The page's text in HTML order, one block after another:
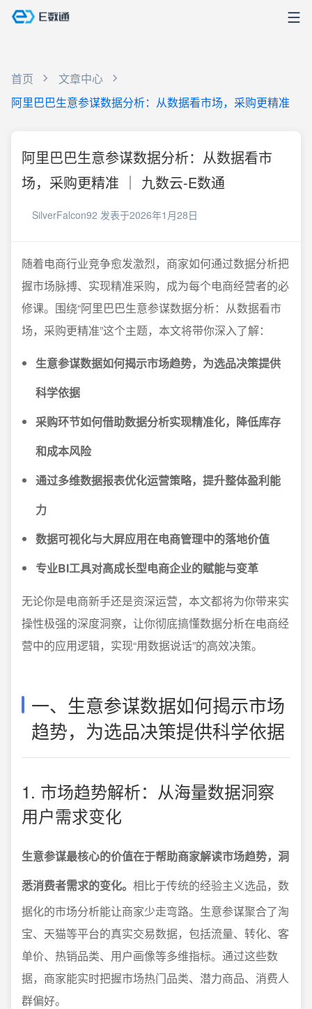
首页
文章中心
阿里巴巴生意参谋数据分析：从数据看市场，采购更精准
阿里巴巴生意参谋数据分析：从数据看市
场，采购更精准 ｜ 九数云-E数通
SilverFalcon92 发表于2026年1月28日
随着电商行业竞争愈发激烈，商家如何通过数据分析把
握市场脉搏、实现精准采购，成为每个电商经营者的必
修课。围绕“阿里巴巴生意参谋数据分析：从数据看市
场，采购更精准”这个主题，本文将带你深入了解：
生意参谋数据如何揭示市场趋势，为选品决策提供
科学依据
采购环节如何借助数据分析实现精准化，降低库存
和成本风险
通过多维数据报表优化运营策略，提升整体盈利能
力
数据可视化与大屏应用在电商管理中的落地价值
专业BI工具对高成长型电商企业的赋能与变革
无论你是电商新手还是资深运营，本文都将为你带来实
操性极强的深度洞察，让你彻底搞懂数据分析在电商经
营中的应用逻辑，实现“用数据说话”的高效决策。
一、生意参谋数据如何揭示市场
趋势，为选品决策提供科学依据
1. 市场趋势解析：从海量数据洞察
用户需求变化
生意参谋最核心的价值在于帮助商家解读市场趋势，洞
悉消费者需求的变化。 相比于传统的经验主义选品，数
据化的市场分析能让商家少走弯路。生意参谋聚合了淘
宝、天猫等平台的真实交易数据，包括流量、转化、客
单价、热销品类、用户画像等多维指标。通过这些数
据，商家能实时把握市场热门品类、潜力商品、消费人
群偏好。